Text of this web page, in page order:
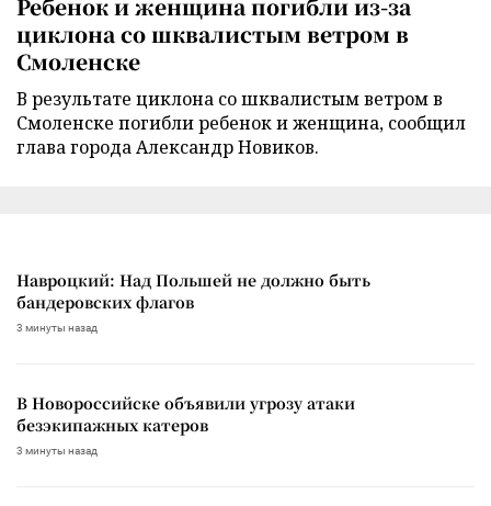
циклона со шквалистым ветром в
Смоленске
В результате циклона со шквалистым ветром в
Смоленске погибли ребенок и женщина, сообщил
глава города Александр Новиков.
Навроцкий: Над Польшей не должно быть
бандеровских флагов
3 минуты назад
В Новороссийске объявили угрозу атаки
безэкипажных катеров
3 минуты назад